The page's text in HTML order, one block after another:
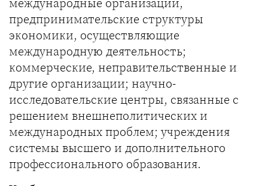
предпринимательские структуры
экономики, осуществляющие
международную деятельность;
коммерческие, неправительственные и
другие организации; научно-
исследовательские центры, связанные с
решением внешнеполитических и
международных проблем; учреждения
системы высшего и дополнительного
профессионального образования.